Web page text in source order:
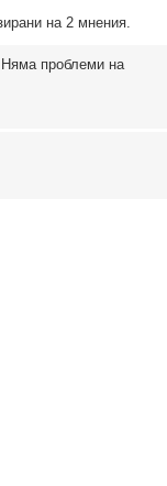
на 2 мнения.
проблеми на